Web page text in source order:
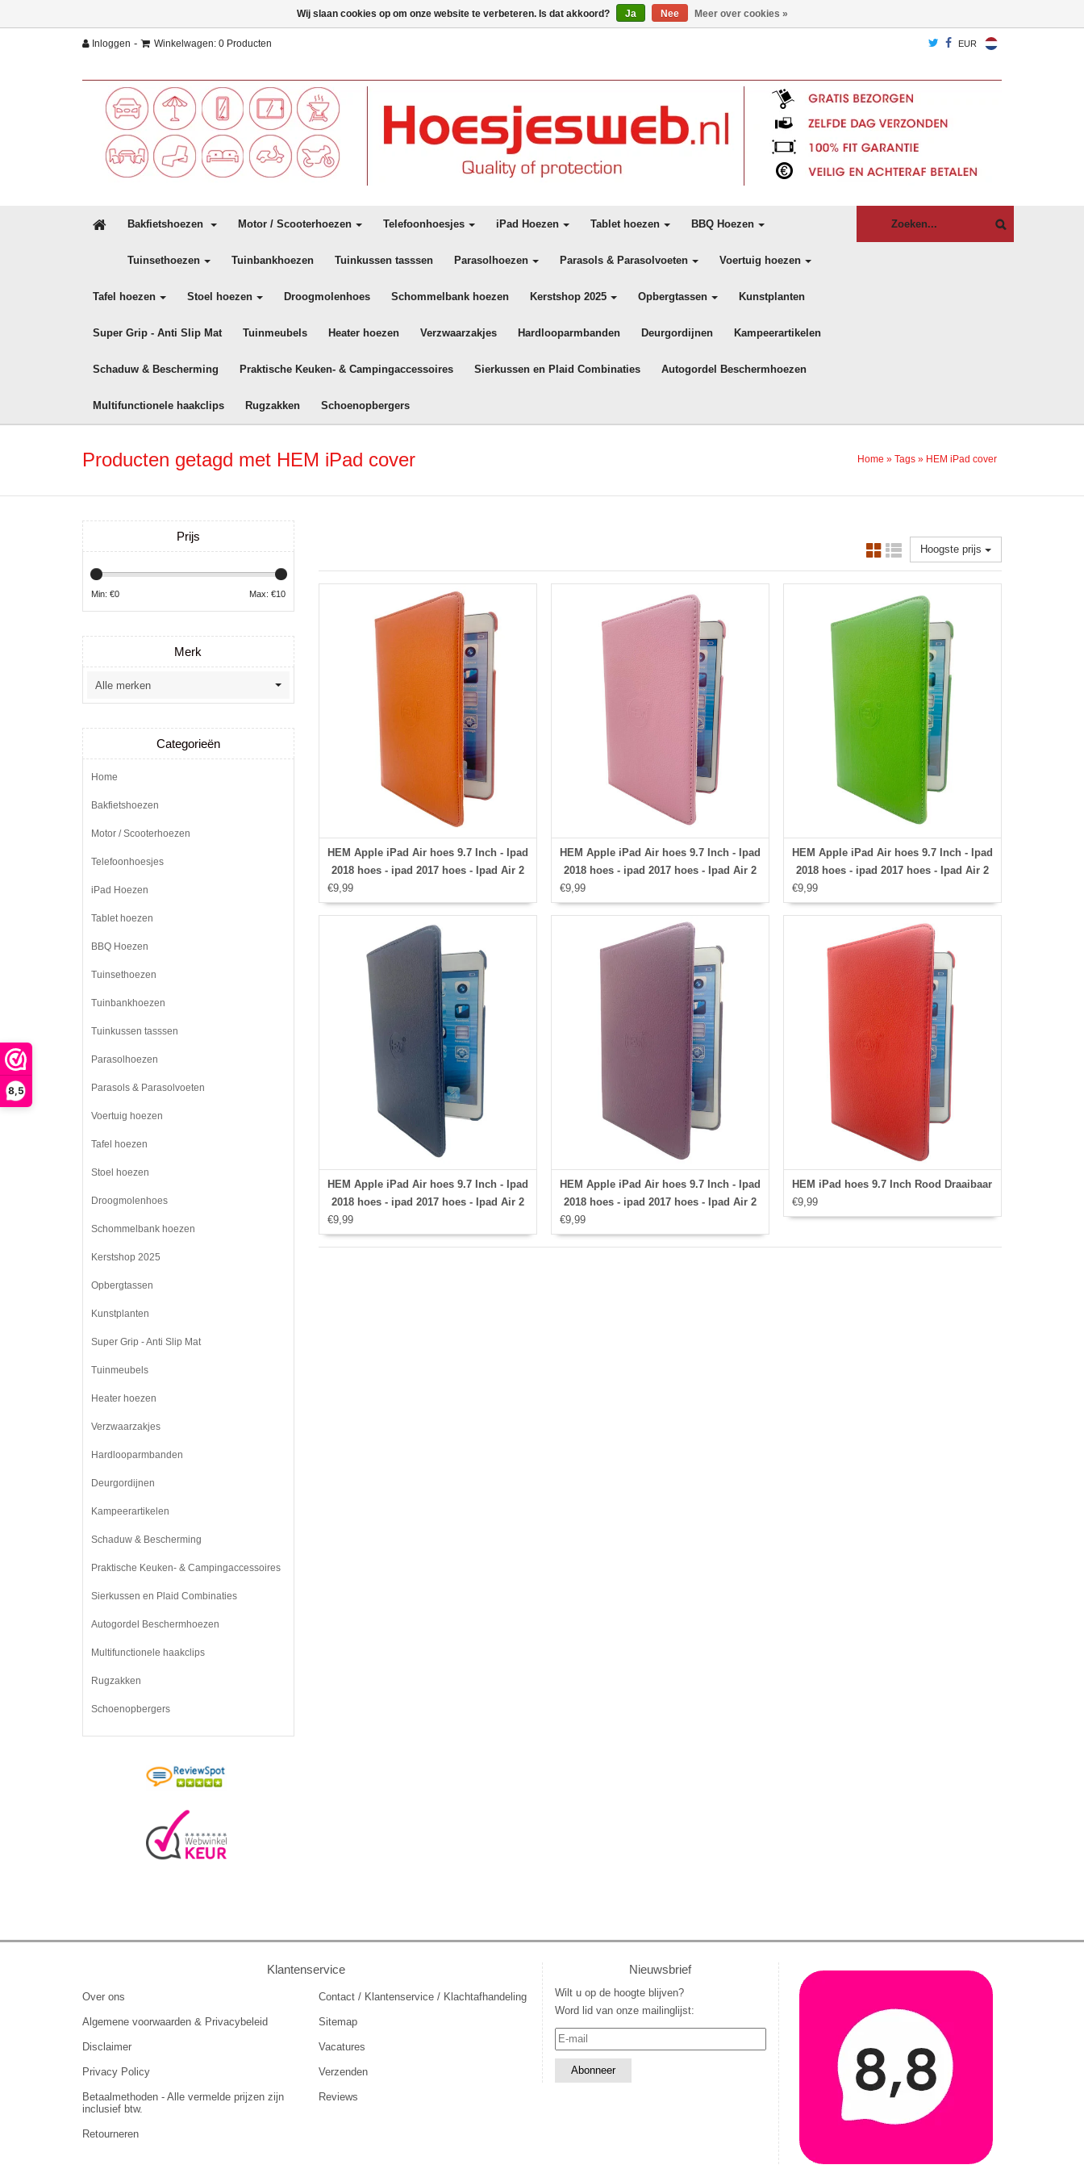
8,5
Inloggen - Winkelwagen: 0 Producten EUR
Bakfietshoezen Motor / Scooterhoezen Telefoonhoesjes iPad Hoezen Tablet hoezen BBQ Hoezen
Tuinsethoezen Tuinbankhoezen Tuinkussen tasssen Parasolhoezen Parasols & Parasolvoeten Voertuig hoezen
Tafel hoezen Stoel hoezen Droogmolenhoes Schommelbank hoezen Kerstshop 2025 Opbergtassen Kunstplanten
Super Grip - Anti Slip Mat Tuinmeubels Heater hoezen Verzwaarzakjes Hardlooparmbanden Deurgordijnen Kampeerartikelen
Schaduw & Bescherming Praktische Keuken- & Campingaccessoires Sierkussen en Plaid Combinaties Autogordel Beschermhoezen
Multifunctionele haakclips Rugzakken Schoenopbergers
Producten getagd met HEM iPad cover Home » Tags » HEM iPad cover
Hoogste prijs
HEM Apple iPad Air hoes 9.7 Inch - Ipad
2018 hoes - ipad 2017 hoes - Ipad Air 2
hoes - Ipad Air hoesje - Ipad 9.7 case -
Ipad 9.7 Autowake Draaibare Cover -
Ipad hoes 2017/2018 - Oranje - Gehele
draaibare bescherming voor Ipad
€9,99
HEM Apple iPad Air hoes 9.7 Inch - Ipad
2018 hoes - ipad 2017 hoes - Ipad Air 2
hoes - Ipad Air hoesje - Ipad 9.7 case -
Ipad 9.7 Autowake Draaibare Cover -
Ipad hoes 2017/2018 - Licht Roze -
Gehele draaibare bescherming voor
€9,99
HEM Apple iPad Air hoes 9.7 Inch - Ipad
2018 hoes - ipad 2017 hoes - Ipad Air 2
hoes - Ipad Air hoesje - Ipad 9.7 case -
Ipad 9.7 Autowake Draaibare Cover -
Ipad hoes 2017/2018 - Groen - Gehele
draaibare bescherming voor Ipad
€9,99
HEM Apple iPad Air hoes 9.7 Inch - Ipad
2018 hoes - ipad 2017 hoes - Ipad Air 2
hoes - Ipad Air hoesje - Ipad 9.7 case -
Ipad 9.7 Autowake Draaibare Cover -
€9,99
HEM Apple iPad Air hoes 9.7 Inch - Ipad
2018 hoes - ipad 2017 hoes - Ipad Air 2
hoes - Ipad Air hoesje - Ipad 9.7 case -
Ipad 9.7 Autowake Draaibare Cover -
€9,99
HEM iPad hoes 9.7 Inch Rood Draaibaar
€9,99
Prijs
Min: €0 Max: €10
Merk
Categorieën
Home
Bakfietshoezen
Motor / Scooterhoezen
Telefoonhoesjes
iPad Hoezen
Tablet hoezen
BBQ Hoezen
Tuinsethoezen
Tuinbankhoezen
Tuinkussen tasssen
Parasolhoezen
Parasols & Parasolvoeten
Voertuig hoezen
Tafel hoezen
Stoel hoezen
Droogmolenhoes
Schommelbank hoezen
Kerstshop 2025
Opbergtassen
Kunstplanten
Super Grip - Anti Slip Mat
Tuinmeubels
Heater hoezen
Verzwaarzakjes
Hardlooparmbanden
Deurgordijnen
Kampeerartikelen
Schaduw & Bescherming
Praktische Keuken- & Campingaccessoires
Sierkussen en Plaid Combinaties
Autogordel Beschermhoezen
Multifunctionele haakclips
Rugzakken
Schoenopbergers
Klantenservice
Over ons
Algemene voorwaarden & Privacybeleid
Disclaimer
Privacy Policy
Betaalmethoden - Alle vermelde prijzen zijn
inclusief btw.
Retourneren
Contact / Klantenservice / Klachtafhandeling
Sitemap
Vacatures
Verzenden
Reviews
Nieuwsbrief
Wilt u op de hoogte blijven?
Word lid van onze mailinglijst:
Wij slaan cookies op om onze website te verbeteren. Is dat akkoord? Ja Nee Meer over cookies »